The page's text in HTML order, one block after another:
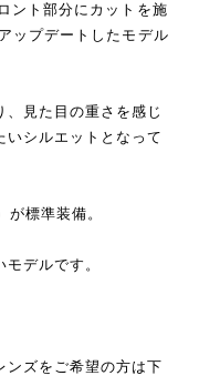
ント部分にカットを施
ップデートしたモデル
見た目の重さを感じ
いシルエットとなって
標準装備。
デルです。
ンズをご希望の方は下